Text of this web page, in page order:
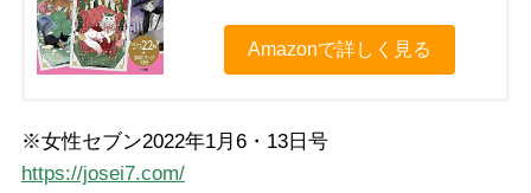
Amazonで詳しく見る
※女性セブン2022年1月6・13日号
https://josei7.com/